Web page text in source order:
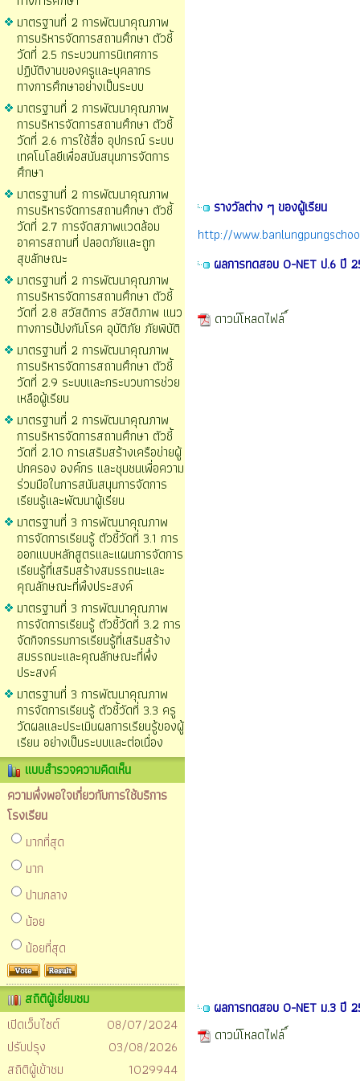
มาตรฐานที่ 2 การพัฒนาคุณภาพ
การบริหารจัดการสถานศึกษา ตัวชี้
วัดที่ 2.5 กระบวนการนิเทศการ
ปฏิบัติงานของครูและบุคลากร
ทางการศึกษาอย่างเป็นระบบ
มาตรฐานที่ 2 การพัฒนาคุณภาพ
การบริหารจัดการสถานศึกษา ตัวชี้
วัดที่ 2.6 การใช้สื่อ อุปกรณ์ ระบบ
เทคโนโลยีเพื่อสนันสนุนการจัดการ
ศึกษา
มาตรฐานที่ 2 การพัฒนาคุณภาพ
การบริหารจัดการสถานศึกษา ตัวชี้
วัดที่ 2.7 การจัดสภาพแวดล้อม
อาคารสถานที่ ปลอดภัยและถูก
สุขลักษณะ
มาตรฐานที่ 2 การพัฒนาคุณภาพ
การบริหารจัดการสถานศึกษา ตัวชี้
วัดที่ 2.8 สวัสดิการ สวัสดิภาพ แนว
ทางการป้ปงกันโรค อุบัติภัย ภัยพิบัติ
มาตรฐานที่ 2 การพัฒนาคุณภาพ
การบริหารจัดการสถานศึกษา ตัวชี้
วัดที่ 2.9 ระบบและกระบวบการช่วย
เหลือผู้เรียน
มาตรฐานที่ 2 การพัฒนาคุณภาพ
การบริหารจัดการสถานศึกษา ตัวชี้
วัดที่ 2.10 การเสริมสร้างเครือข่ายผู้
ปกครอง องค์กร และชุมชนเพื่อความ
ร่วมมือในการสนันสนุนการจัดการ
เรียนรู้และพัฒนาผู้เรียน
มาตรฐานที่ 3 การพัฒนาคุณภาพ
การจัดการเรียนรู้ ตัวชี้วัดที่ 3.1 การ
ออกแบบหลักสูตรและแผนการจัดการ
เรียนรู้ที่เสริมสร้างสมรรถนะและ
คุณลักษณะที่พึงประสงค์
มาตรฐานที่ 3 การพัฒนาคุณภาพ
การจัดการเรียนรู้ ตัวชี้วัดที่ 3.2 การ
จัดกิจกรรมการเรียนรู้ที่เสริมสร้าง
สมรรถนะและคุณลักษณะที่พึ่ง
ประสงค์
มาตรฐานที่ 3 การพัฒนาคุณภาพ
การจัดการเรียนรู้ ตัวชี้วัดที่ 3.3 ครู
วัดผลและประเมินผลการเรียนรู้ของผู้
เรียน อย่างเป็นระบบและต่อเนื่อง
แบบสำรวจความคิดเห็น
ความพึ่งพอใจเกี่ยวกับการใช้บริการ
โรงเรียน
มากที่สุด
มาก
ปานกลาง
น้อย
น้อยที่สุด
สถิติผู้เยี่ยมชม
เปิดเว็บไซต์
08/07/2024
ปรับปรุง
03/08/2026
สถิติผู้เข้าชม
1029944
รางวัลต่าง ๆ ของผู้เรียน
http://
ผลการทดสอบ O-NET ป.6 ปี
ดาวน์โหลดไฟล์
ผลการทดสอบ O-NET ม.3 ปี
ดาวน์โหลดไฟล์